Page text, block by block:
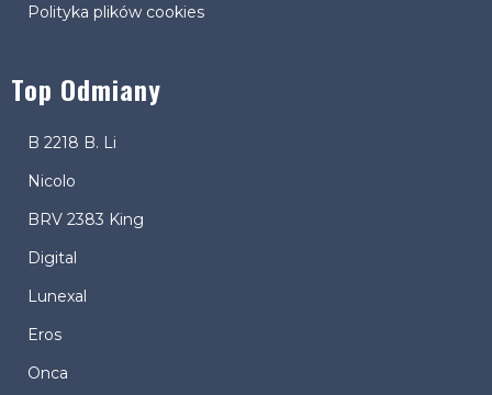
Polityka plików cookies
Top Odmiany
B 2218 B. Li
Nicolo
BRV 2383 King
Digital
Lunexal
Eros
Onca